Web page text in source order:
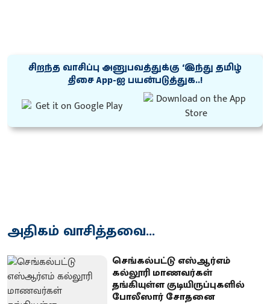
சிறந்த வாசிப்பு அனுபவத்துக்கு ‘இந்து தமிழ்
திசை App-ஐ பயன்படுத்துக..!
அதிகம் வாசித்தவை...
செங்கல்பட்டு எஸ்ஆர்எம்
கல்லூரி மாணவர்கள்
தங்கியுள்ள குடியிருப்புகளில்
போலீஸார் சோதனை